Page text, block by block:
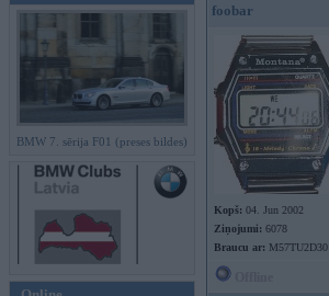
BMW 7. sērija F01 (preses bildes)
foobar
Kopš: 04. Jun 2002
Ziņojumi: 6078
Braucu ar: M57TU2D30